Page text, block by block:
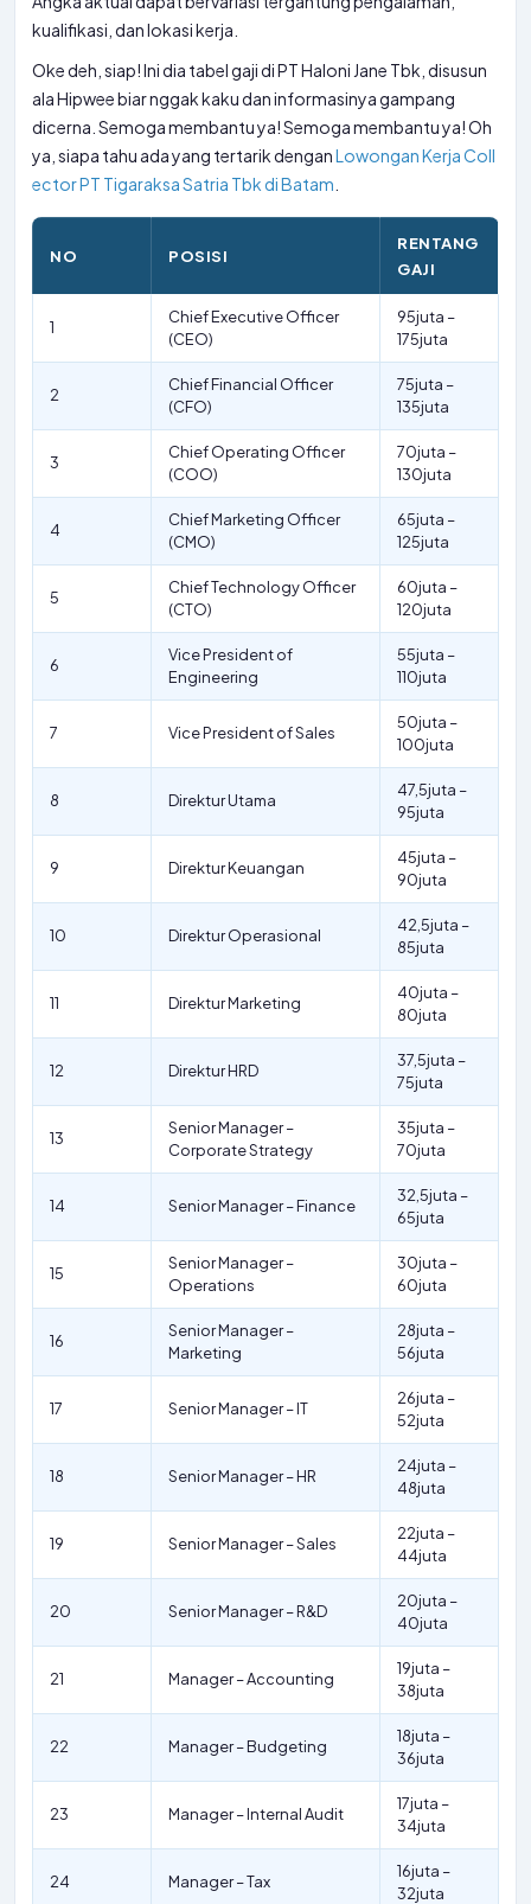
kualifikasi, dan lokasi kerja.
Oke deh, siap! Ini dia tabel gaji di PT Haloni Jane Tbk, disusun
ala Hipwee biar nggak kaku dan informasinya gampang
dicerna. Semoga membantu ya! Semoga membantu ya! Oh
ya, siapa tahu ada yang tertarik denganLowongan Kerja Coll
ector PT Tigaraksa Satria Tbk di Batam
NO POSISI
RENTANG
GAJI
1
Chief Executive Officer
(CEO)
95juta –
175juta
2
Chief Financial Officer
(CFO)
75juta –
135juta
3
Chief Operating Officer
(COO)
70juta –
130juta
4
Chief Marketing Officer
(CMO)
65juta –
125juta
5
Chief Technology Officer
(CTO)
60juta –
120juta
6
Vice President of
Engineering
55juta –
110juta
7 Vice President of Sales
50juta –
100juta
8 Direktur Utama
47,5juta –
95juta
9 Direktur Keuangan
45juta –
90juta
10 Direktur Operasional
42,5juta –
85juta
11 Direktur Marketing
40juta –
80juta
12 Direktur HRD
37,5juta –
75juta
13
Senior Manager –
Corporate Strategy
35juta –
70juta
14 Senior Manager – Finance
32,5juta –
65juta
15
Senior Manager –
Operations
30juta –
60juta
16
Senior Manager –
Marketing
28juta –
56juta
17 Senior Manager – IT
26juta –
52juta
18 Senior Manager – HR
24juta –
48juta
19 Senior Manager – Sales
22juta –
44juta
20 Senior Manager – R&D
20juta –
40juta
21 Manager – Accounting
19juta –
38juta
22 Manager – Budgeting
18juta –
36juta
23 Manager – Internal Audit
17juta –
34juta
24 Manager – Tax
16juta –
32juta